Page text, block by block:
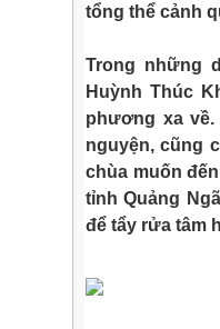
tổng thể cảnh
Trong những
Huỳnh Thúc
phương xa
nguyện, cũng
chùa muốn
tỉnh Quảng
để tẩy rửa tâm